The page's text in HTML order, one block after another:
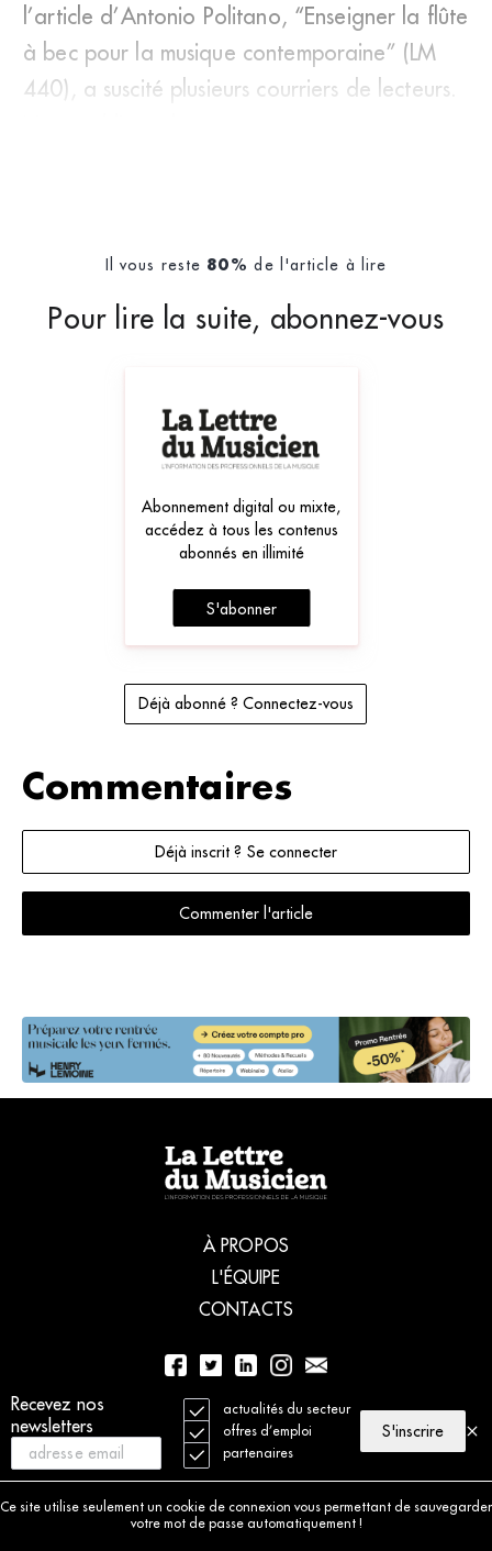
Recevez nos
newsletters
actualités du secteur
offres d’emploi
partenaires
S'inscrire
Ce site utilise seulement un cookie de connexion vous permettant de sauvegarder
votre mot de passe automatiquement !
l’article d’Antonio Politano, “Enseigner la flûte
à bec pour la musique contemporaine” (LM
440), a suscité plusieurs courriers de lecteurs.
Il vous reste 80% de l'article à lire
Pour lire la suite, abonnez-vous
Abonnement digital ou mixte,
accédez à tous les contenus
abonnés en illimité
S'abonner
Déjà abonné ? Connectez-vous
Commentaires
Déjà inscrit ? Se connecter
Commenter l'article
À PROPOS
L'ÉQUIPE
CONTACTS
01 56 77 04 00
© 2021 La Lettre du Musicien. Tous droits réservés
Charte déontologique